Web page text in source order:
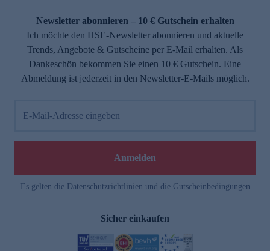
Newsletter abonnieren – 10 € Gutschein erhalten
Ich möchte den HSE-Newsletter abonnieren und aktuelle
Trends, Angebote & Gutscheine per E-Mail erhalten. Als
Dankeschön bekommen Sie einen 10 € Gutschein. Eine
Abmeldung ist jederzeit in den Newsletter-E-Mails möglich.
E-Mail-Adresse eingeben
Anmelden
Es gelten die Datenschutzrichtlinien und die Gutscheinbedingungen
Sicher einkaufen